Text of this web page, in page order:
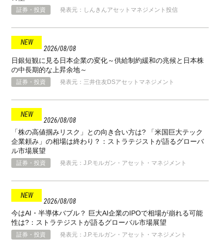
証券・投資 発表元：しんきんアセットマネジメント投信
2026 08 08
日銀短観に見る日本企業の変化～供給制約緩和の兆候と日本株
の中長期的な上昇余地～
証券・投資 発表元：三井住友DSアセットマネジメント
2026 08 08
「株の高値掴みリスク」との向き合い方は? 「米国巨大テック
企業頼み」の相場は終わり？：ストラテジストが語るグローバ
ル市場展望
証券・投資 発表元：J.P.モルガン・アセット・マネジメント
2026 08 08
今はAI・半導体バブル？ 巨大AI企業のIPOで相場が崩れる可能
性は?：ストラテジストが語るグローバル市場展望
証券・投資 発表元：J.P.モルガン・アセット・マネジメント